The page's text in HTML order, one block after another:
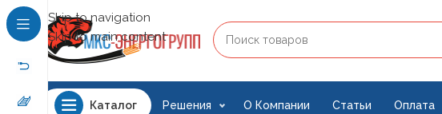
Skip to navigation
Skip to main content
Каталог Решения О Компании Статьи Оплата